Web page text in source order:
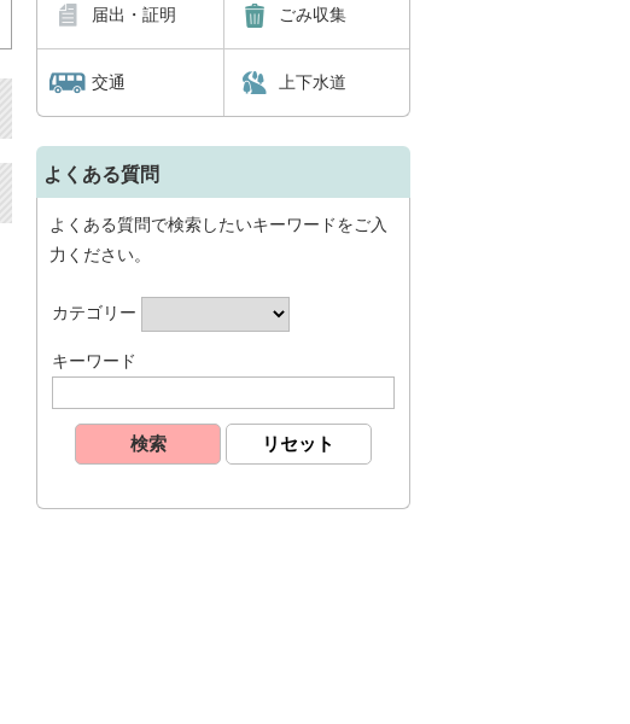
届出・証明 ごみ収集
交通 上下水道
よくある質問
よくある質問で検索したいキーワードをご入
力ください。
カテゴリー
キーワード